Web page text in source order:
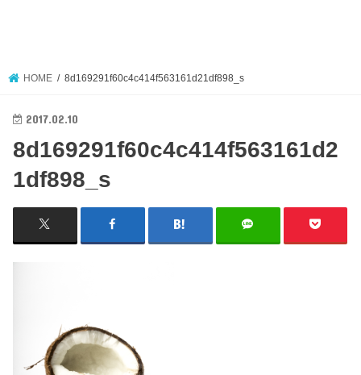
HOME 8d169291f60c4c414f563161d21df898_s
2017.02.10
8d169291f60c4c414f563161d2
1df898_s